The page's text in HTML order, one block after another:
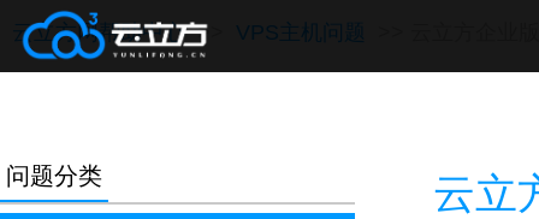
云立方网帮助中心 >> VPS主机问题
问题分类
云立